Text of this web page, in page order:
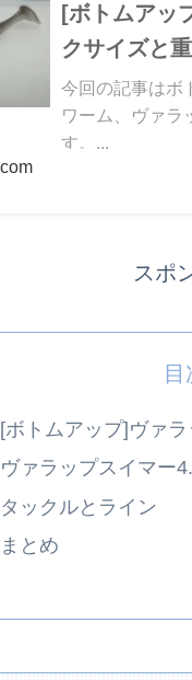
[ボトムアッ
クサイズと
今回の記事はボ
ワーム、ヴァラ
す。...
スポ
目
[ボトムアップ]ヴァ
ヴァラップスイマー
タックルとライン
まとめ